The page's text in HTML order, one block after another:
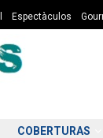
Espectàculos
COBERTURAS